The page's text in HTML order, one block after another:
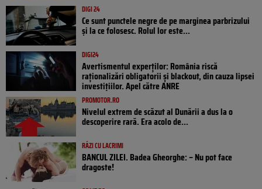
DIGI 24
Ce sunt punctele negre de pe marginea parbrizului
și la ce folosesc. Rolul lor este...
DIGI24
Avertismentul experților: România riscă
raționalizări obligatorii și blackout, din cauza lipsei
investițiilor. Apel către ANRE
PROMOTOR.RO
Nivelul extrem de scăzut al Dunării a dus la o
descoperire rară. Era acolo de...
RÂZI CU LACRIMI
BANCUL ZILEI. Badea Gheorghe: – Nu pot face
dragoste!